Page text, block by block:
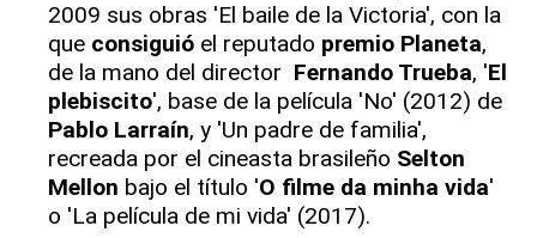
2009 sus obras 'El baile de la Victoria', con la
que consiguió el reputado premio Planeta,
de la mano del director Fernando Trueba, 'El
plebiscito', base de la película 'No' (2012) de
Pablo Larraín, y 'Un padre de familia',
recreada por el cineasta brasileño Selton
Mellon bajo el título 'O filme da minha vida'
o 'La película de mi vida' (2017).